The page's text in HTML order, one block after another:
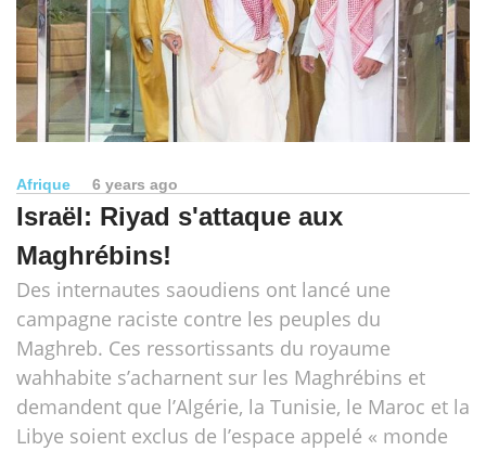
Afrique 6 years ago
Israël: Riyad s'attaque aux
Maghrébins!
Des internautes saoudiens ont lancé une
campagne raciste contre les peuples du
Maghreb. Ces ressortissants du royaume
wahhabite s’acharnent sur les Maghrébins et
demandent que l’Algérie, la Tunisie, le Maroc et la
Libye soient exclus de l’espace appelé « monde